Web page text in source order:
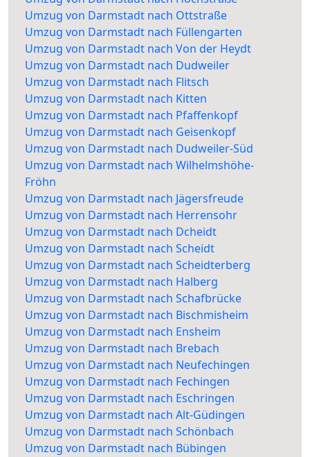
Umzug von Darmstadt nach Ottstraße
Umzug von Darmstadt nach Füllengarten
Umzug von Darmstadt nach Von der Heydt
Umzug von Darmstadt nach Dudweiler
Umzug von Darmstadt nach Flitsch
Umzug von Darmstadt nach Kitten
Umzug von Darmstadt nach Pfaffenkopf
Umzug von Darmstadt nach Geisenkopf
Umzug von Darmstadt nach Dudweiler-Süd
Umzug von Darmstadt nach Wilhelmshöhe-
Fröhn
Umzug von Darmstadt nach Jägersfreude
Umzug von Darmstadt nach Herrensohr
Umzug von Darmstadt nach Dcheidt
Umzug von Darmstadt nach Scheidt
Umzug von Darmstadt nach Scheidterberg
Umzug von Darmstadt nach Halberg
Umzug von Darmstadt nach Schafbrücke
Umzug von Darmstadt nach Bischmisheim
Umzug von Darmstadt nach Ensheim
Umzug von Darmstadt nach Brebach
Umzug von Darmstadt nach Neufechingen
Umzug von Darmstadt nach Fechingen
Umzug von Darmstadt nach Eschringen
Umzug von Darmstadt nach Alt-Güdingen
Umzug von Darmstadt nach Schönbach
Umzug von Darmstadt nach Bübingen